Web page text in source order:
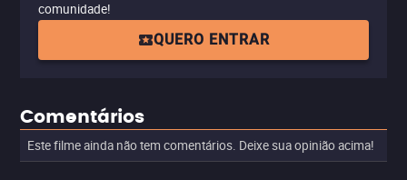
comunidade!
QUERO ENTRAR
Comentários
Este filme ainda não tem comentários. Deixe sua opinião acima!